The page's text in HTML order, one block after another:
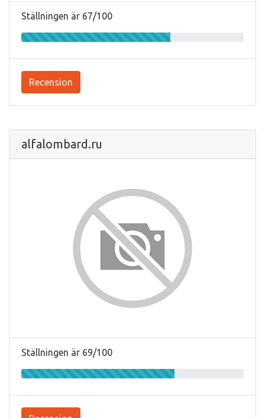
Ställningen är 67/100
Recension
alfalombard.ru
Ställningen är 69/100